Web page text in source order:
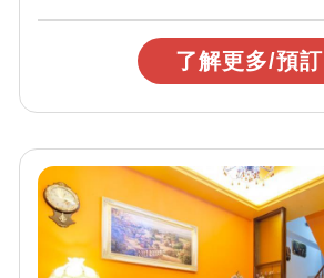
了解更多/預訂